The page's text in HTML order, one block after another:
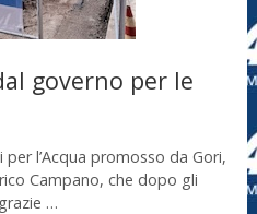
governo per le
l’Acqua promosso da Gori,
Campano, che dopo gli
…